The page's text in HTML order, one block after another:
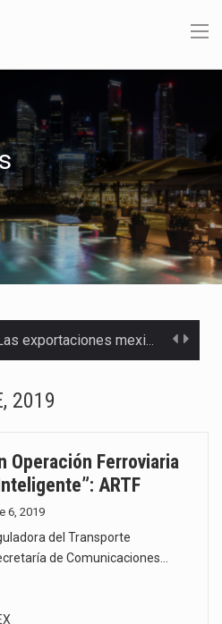
Las exportaciones mexicanas de vehículos ligeros disminuyeron 9.67 % en julio a tasa anual, alcanzando…
Solo el 17.8 % de las empresas en México se considera totalmente preparada para la…
2019
Operación Ferroviaria
ARTF
6, 2019
del Transporte
de Comunicaciones…